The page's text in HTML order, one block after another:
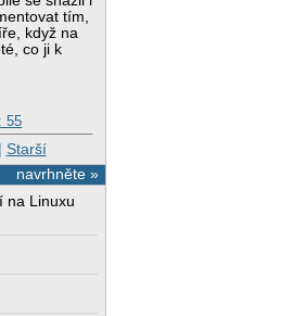
tím,
když na
co ji k
55
Starší
navrhněte »
na Linuxu